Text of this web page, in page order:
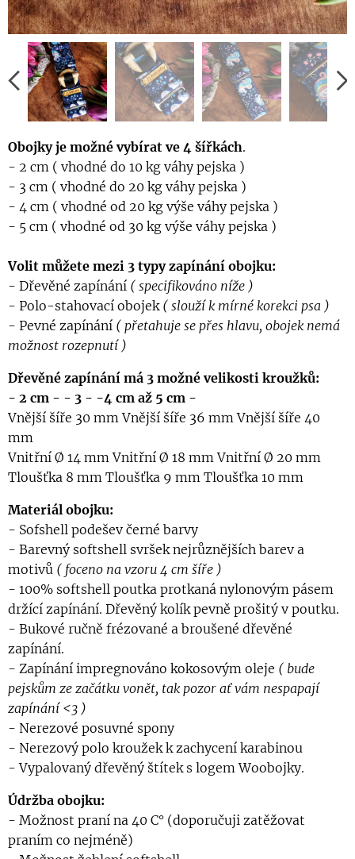
Obojky je možné vybírat ve 4 šířkách.
- 2 cm ( vhodné do 10 kg váhy pejska )
- 3 cm ( vhodné do 20 kg váhy pejska )
- 4 cm ( vhodné od 20 kg výše váhy pejska )
- 5 cm ( vhodné od 30 kg výše váhy pejska )
Volit můžete mezi 3 typy zapínání obojku:
- Dřevěné zapínání ( specifikováno níže )
- Polo-stahovací obojek ( slouží k mírné korekci psa )
- Pevné zapínání ( přetahuje se přes hlavu, obojek nemá
možnost rozepnutí )
Dřevěné zapínání má 3 možné velikosti kroužků:
- 2 cm - - 3 - -4 cm až 5 cm -
Vnější šíře 30 mm Vnější šíře 36 mm Vnější šíře 40
mm
Vnitřní Ø 14 mm Vnitřní Ø 18 mm Vnitřní Ø 20 mm
Tloušťka 8 mm Tloušťka 9 mm Tloušťka 10 mm
Materiál obojku:
- Sofshell podešev černé barvy
- Barevný softshell svršek nejrůznějších barev a
motivů ( foceno na vzoru 4 cm šíře )
- 100% softshell poutka protkaná nylonovým pásem
držící zapínání. Dřevěný kolík pevně prošitý v poutku.
- Bukové ručně frézované a broušené dřevěné
zapínání.
- Zapínání impregnováno kokosovým oleje ( bude
pejskům ze začátku vonět, tak pozor ať vám nespapají
zapínání <3 )
- Nerezové posuvné spony
- Nerezový polo kroužek k zachycení karabinou
- Vypalovaný dřevěný štítek s logem Woobojky.
Údržba obojku:
- Možnost praní na 40 C° (doporučuji zatěžovat
praním co nejméně)